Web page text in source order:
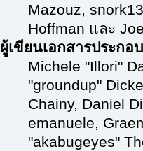
Mazouz,
Hoffman และ
ผู้เขียนเอกสารประกอบ
Michele "Illori"
"groundup"
Chainy, Daniel
emanuele,
"akabugeyes"